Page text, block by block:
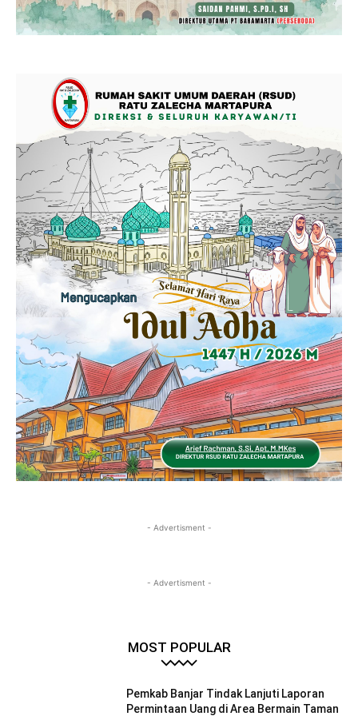
- Advertisment -
- Advertisment -
MOST POPULAR
Pemkab Banjar Tindak Lanjuti Laporan
Permintaan Uang di Area Bermain Taman